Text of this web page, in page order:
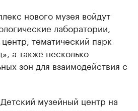
нового музея войдут
лаборатории,
тематический парк
а также несколько
зон для взаимодействия с
музейный центр на